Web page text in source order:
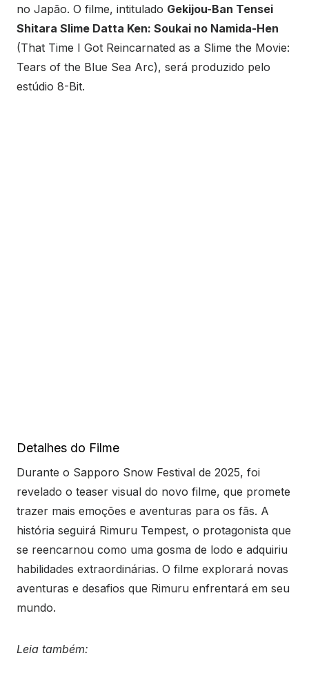
no Japão. O filme, intitulado Gekijou-Ban Tensei
Shitara Slime Datta Ken: Soukai no Namida-Hen
(That Time I Got Reincarnated as a Slime the Movie:
Tears of the Blue Sea Arc), será produzido pelo
estúdio 8-Bit.
Detalhes do Filme
Durante o Sapporo Snow Festival de 2025, foi
revelado o teaser visual do novo filme, que promete
trazer mais emoções e aventuras para os fãs. A
história seguirá Rimuru Tempest, o protagonista que
se reencarnou como uma gosma de lodo e adquiriu
habilidades extraordinárias. O filme explorará novas
aventuras e desafios que Rimuru enfrentará em seu
mundo.
Leia também: